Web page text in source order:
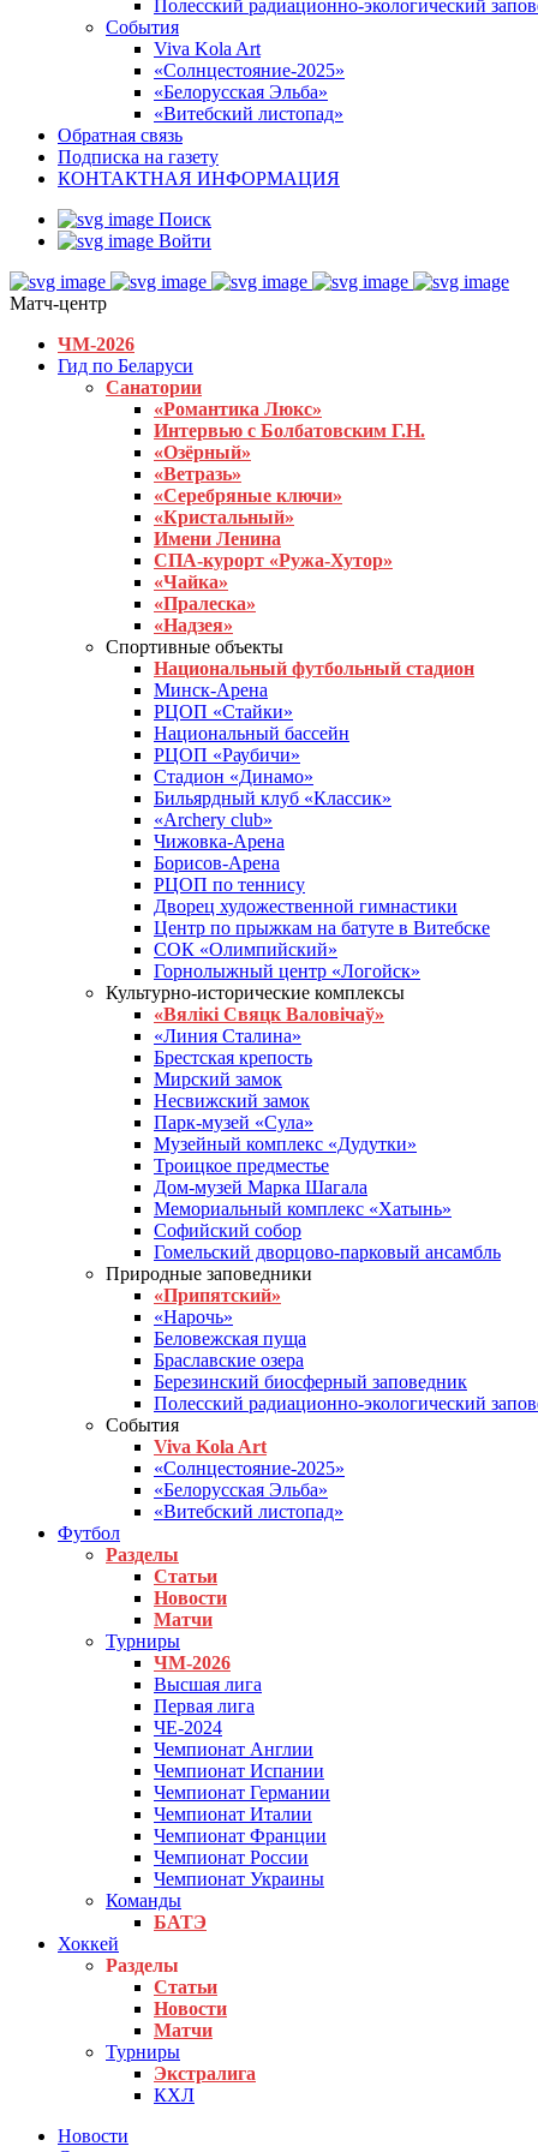
Полесский радиационно-экологический
События
Viva Kola Art
«Солнцестояние-2025»
«Белорусская Эльба»
«Витебский листопад»
Обратная связь
Подписка на газету
КОНТАКТНАЯ ИНФОРМАЦИЯ
Поиск
Войти
Матч-центр
ЧМ-2026
Гид по Беларуси
Санатории
«Романтика Люкс»
Интервью с Болбатовским Г.Н.
«Озёрный»
«Ветразь»
«Серебряные ключи»
«Кристальный»
Имени Ленина
СПА-курорт «Ружа-Хутор»
«Чайка»
«Пралеска»
«Надзея»
Спортивные объекты
Национальный футбольный стадион
Минск-Арена
РЦОП «Стайки»
Национальный бассейн
РЦОП «Раубичи»
Стадион «Динамо»
Бильярдный клуб «Классик»
«Archery club»
Чижовка-Арена
Борисов-Арена
РЦОП по теннису
Дворец художественной гимнастики
Центр по прыжкам на батуте в Витебске
СОК «Олимпийский»
Горнолыжный центр «Логойск»
Культурно-исторические комплексы
«Вялікі Свяцк Валовічаў»
«Линия Сталина»
Брестская крепость
Мирский замок
Несвижский замок
Парк-музей «Сула»
Музейный комплекс «Дудутки»
Троицкое предместье
Дом-музей Марка Шагала
Мемориальный комплекс «Хатынь»
Софийский собор
Гомельский дворцово-парковый ансамбль
Природные заповедники
«Припятский»
«Нарочь»
Беловежская пуща
Браславские озера
Березинский биосферный заповедник
Полесский радиационно-экологический
События
Viva Kola Art
«Солнцестояние-2025»
«Белорусская Эльба»
«Витебский листопад»
Футбол
Разделы
Статьи
Новости
Матчи
Турниры
ЧМ-2026
Высшая лига
Первая лига
ЧЕ-2024
Чемпионат Англии
Чемпионат Испании
Чемпионат Германии
Чемпионат Италии
Чемпионат Франции
Чемпионат России
Чемпионат Украины
Команды
БАТЭ
Хоккей
Разделы
Статьи
Новости
Матчи
Турниры
Экстралига
КХЛ
Новости